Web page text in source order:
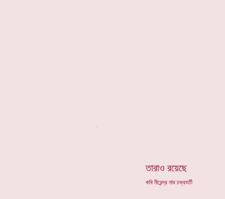
তারাও রয়েছে
কবি নীরেন্দ্র নাথ চক্রবর্তী